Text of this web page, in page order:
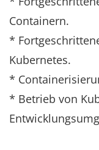
Containern.
*
Kubernetes.
*
* Betrieb von